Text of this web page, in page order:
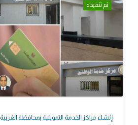
تم تنفيذه
إنشاء مراكز الخدمة التموينية بمحافظة الغربية